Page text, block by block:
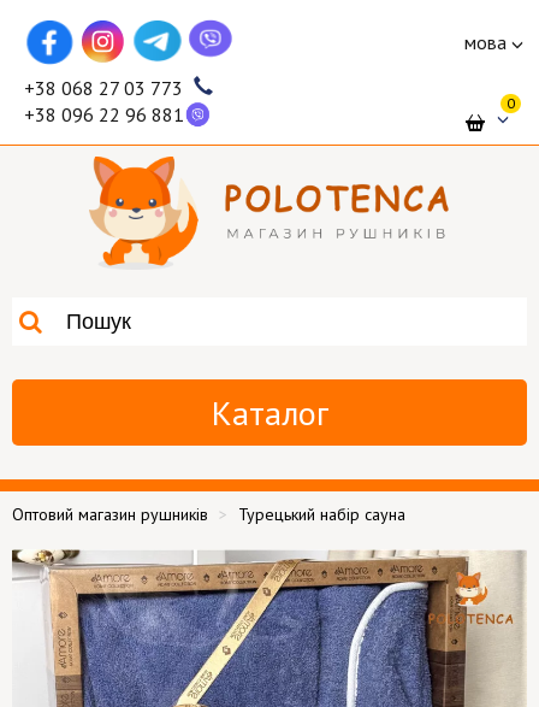
мова
+38 068 27 03 773
+38 096 22 96 881
0
Каталог
Оптовий магазин рушників Турецький набір сауна